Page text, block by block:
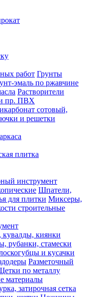
работ Грунты
эмаль по ржавчине
Растворители
и пр. ПВХ
сотовый,
и решетки
плитка
инструмент
Шпатели,
для плитки Миксеры,
строительные
киянки
рубанки, стамески
и кусачки
Разметочный
по металлу
материалы
затирочная сетка